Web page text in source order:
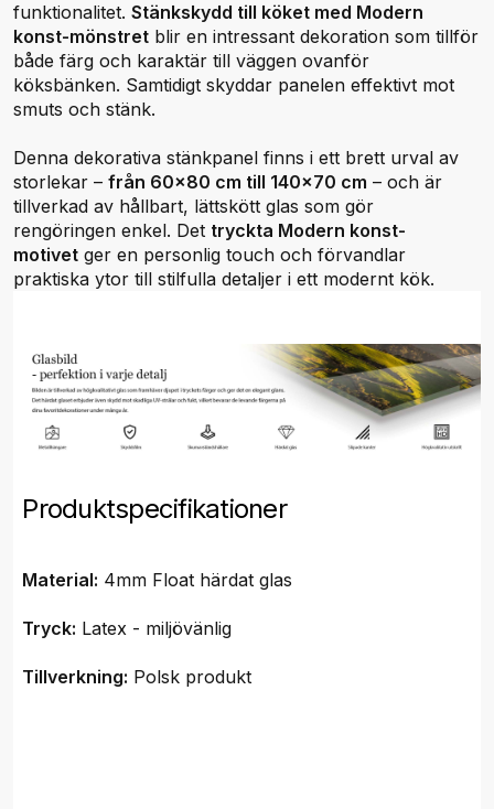
funktionalitet. Stänkskydd till köket med Modern
konst-mönstret blir en intressant dekoration som tillför
både färg och karaktär till väggen ovanför
köksbänken. Samtidigt skyddar panelen effektivt mot
smuts och stänk.
Denna dekorativa stänkpanel finns i ett brett urval av
storlekar – från 60x80 cm till 140x70 cm – och är
tillverkad av hållbart, lättskött glas som gör
rengöringen enkel. Det tryckta Modern konst-
motivet ger en personlig touch och förvandlar
praktiska ytor till stilfulla detaljer i ett modernt kök.
Produktspecifikationer
Material: 4mm Float härdat glas
Tryck: Latex - miljövänlig
Tillverkning: Polsk produkt